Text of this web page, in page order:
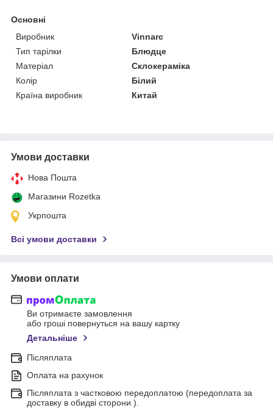
Основні
Виробник
Vinnarc
Тип тарілки
Блюдце
Матеріал
Склокераміка
Колір
Білий
Країна виробник
Китай
Умови доставки
Нова Пошта
Магазини Rozetka
Укрпошта
Всі умови доставки
Умови оплати
Ви отримаєте замовлення
або гроші повернуться на вашу картку
Детальніше
Післяплата
Оплата на рахунок
Післяплата з частковою передоплатою (передоплата за
доставку в обидві сторони ).